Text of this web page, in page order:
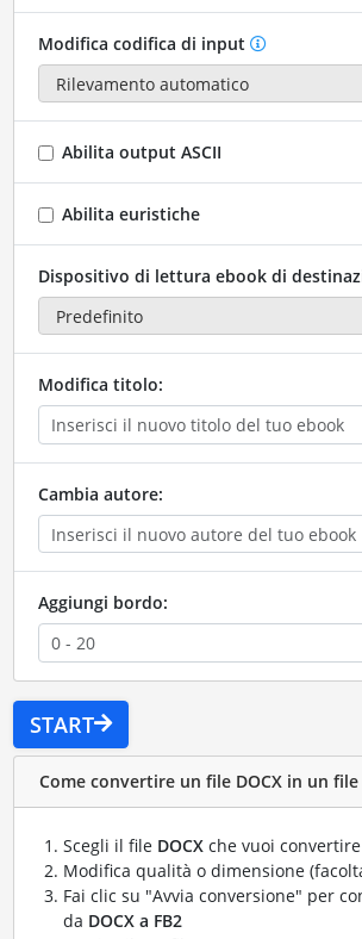
Modifica codifica di input
Abilita output ASCII
Abilita euristiche
Dispositivo di lettura ebook di
Modifica titolo:
Cambia autore:
Aggiungi bordo:
START
Come convertire un file DOCX in un file
Scegli il file DOCXche vuoi convertire
Modifica qualità o dimensione
Fai clic su "Avvia conversione" per
da DOCX a FB2